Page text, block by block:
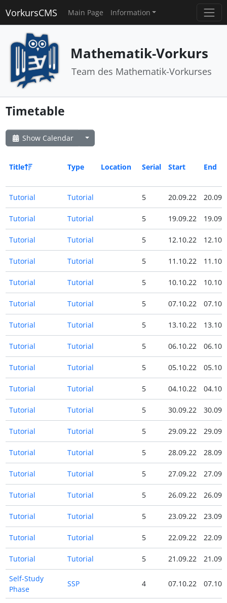
VorkursCMS Main Page Information
Mathematik-Vorkurs
Team des Mathematik-Vorkurses
Timetable
Show Calendar
Title Type Location Serial Start End
Tutorial Tutorial 5 20.09.22
Tutorial Tutorial 5 19.09.22
Tutorial Tutorial 5 12.10.22
Tutorial Tutorial 5 11.10.22
Tutorial Tutorial 5 10.10.22
Tutorial Tutorial 5 07.10.22
Tutorial Tutorial 5 13.10.22
Tutorial Tutorial 5 06.10.22
Tutorial Tutorial 5 05.10.22
Tutorial Tutorial 5 04.10.22
Tutorial Tutorial 5 30.09.22
Tutorial Tutorial 5 29.09.22
Tutorial Tutorial 5 28.09.22
Tutorial Tutorial 5 27.09.22
Tutorial Tutorial 5 26.09.22
Tutorial Tutorial 5 23.09.22
Tutorial Tutorial 5 22.09.22
Tutorial Tutorial 5 21.09.22
Self-Study
Phase
SSP 4 07.10.22